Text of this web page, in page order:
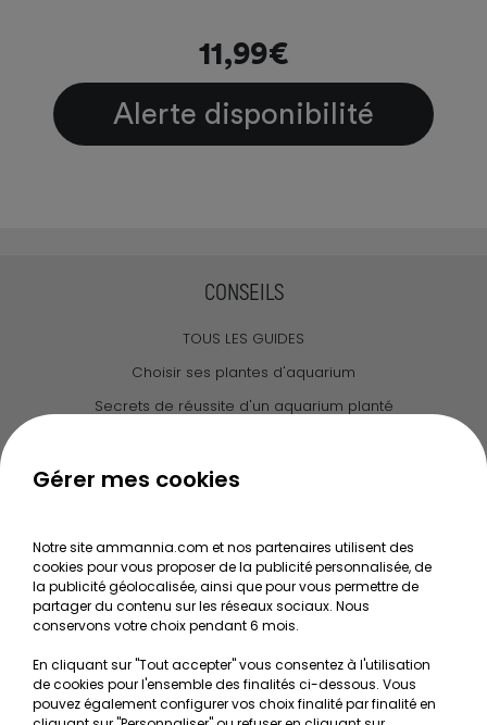
11,99€
Alerte disponibilité
CONSEILS
TOUS LES GUIDES
Choisir ses plantes d'aquarium
Secrets de réussite d'un aquarium planté
Le journal d'Ammannia
Recherche de Notices de produits
Mentions légales
Conditions générales de vente
RGPD
MON COMPTE
Gérer mes cookies
Notre site ammannia.com et nos partenaires utilisent des
cookies pour vous proposer de la publicité personnalisée, de
la publicité géolocalisée, ainsi que pour vous permettre de
partager du contenu sur les réseaux sociaux. Nous
conservons votre choix pendant 6 mois.
En cliquant sur "Tout accepter" vous consentez à l'utilisation
de cookies pour l'ensemble des finalités ci-dessous. Vous
pouvez également configurer vos choix finalité par finalité en